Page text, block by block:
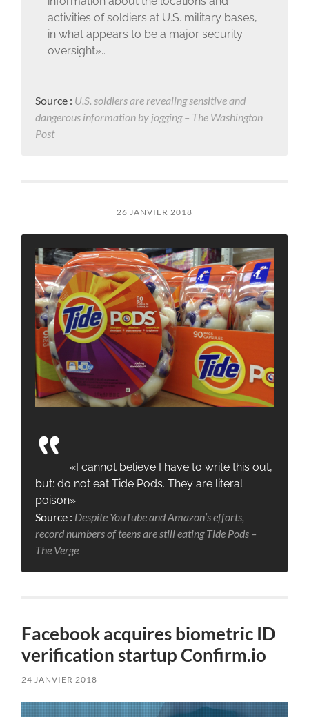
activities of soldiers at U.S. military bases,
in what appears to be a major security
oversight»..
Source : U.S. soldiers are revealing sensitive and
dangerous information by jogging – The Washington
Post
26 JANVIER 2018
«I cannot believe I have to write this out,
but: do not eat Tide Pods. They are literal
poison».
Source : Despite YouTube and Amazon’s efforts,
record numbers of teens are still eating Tide Pods –
The Verge
Facebook acquires biometric ID
verification startup Confirm.io
24 JANVIER 2018